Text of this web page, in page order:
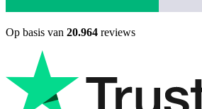
Op basis van 20.964 reviews